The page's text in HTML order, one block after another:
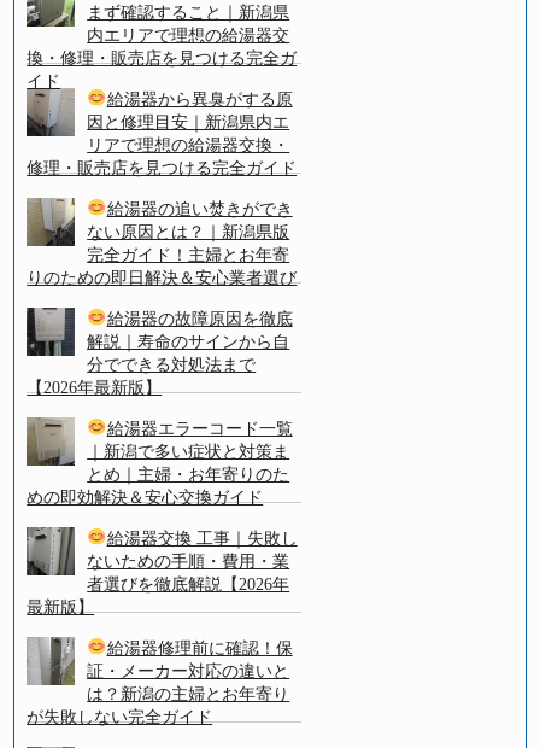
まず確認すること｜新潟県
内エリアで理想の給湯器交
換・修理・販売店を見つける完全ガ
イド
給湯器から異臭がする原
因と修理目安｜新潟県内エ
リアで理想の給湯器交換・
修理・販売店を見つける完全ガイド
給湯器の追い焚きができ
ない原因とは？｜新潟県版
完全ガイド！主婦とお年寄
りのための即日解決＆安心業者選び
給湯器の故障原因を徹底
解説｜寿命のサインから自
分でできる対処法まで
【2026年最新版】
給湯器エラーコード一覧
｜新潟で多い症状と対策ま
とめ｜主婦・お年寄りのた
めの即効解決＆安心交換ガイド
給湯器交換 工事｜失敗し
ないための手順・費用・業
者選びを徹底解説【2026年
最新版】
給湯器修理前に確認！保
証・メーカー対応の違いと
は？新潟の主婦とお年寄り
が失敗しない完全ガイド